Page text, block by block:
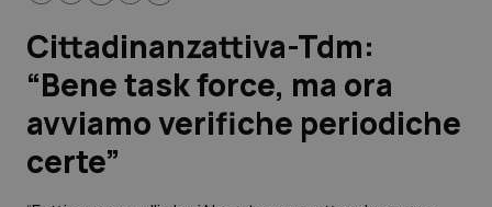
Governo e Parlamento
Regioni e Asl
Lavoro e Professioni
Cittadinanzattiva-Tdm:
“Bene task force, ma ora
avviamo verifiche periodiche
certe”